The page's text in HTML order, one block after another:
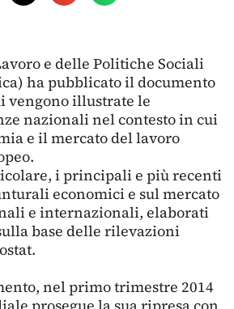
e delle Politiche Sociali
ha pubblicato il documento
vengono illustrate le
nazionali nel contesto in cui
e il mercato del lavoro
i principali e più recenti
economici e sul mercato
e internazionali, elaborati
base delle rilevazioni
nel primo trimestre 2014